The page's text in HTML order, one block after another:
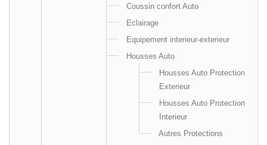
Coussin confort Auto
Eclairage
Equipement interieur-exterieur
Housses Auto
Housses Auto Protection
Exterieur
Housses Auto Protection
Interieur
Autres Protections